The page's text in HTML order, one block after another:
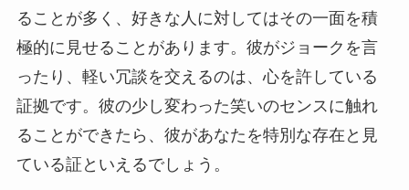
ることが多く、好きな人に対してはその一面を積
極的に見せることがあります。彼がジョークを言
ったり、軽い冗談を交えるのは、心を許している
証拠です。彼の少し変わった笑いのセンスに触れ
ることができたら、彼があなたを特別な存在と見
ている証といえるでしょう。